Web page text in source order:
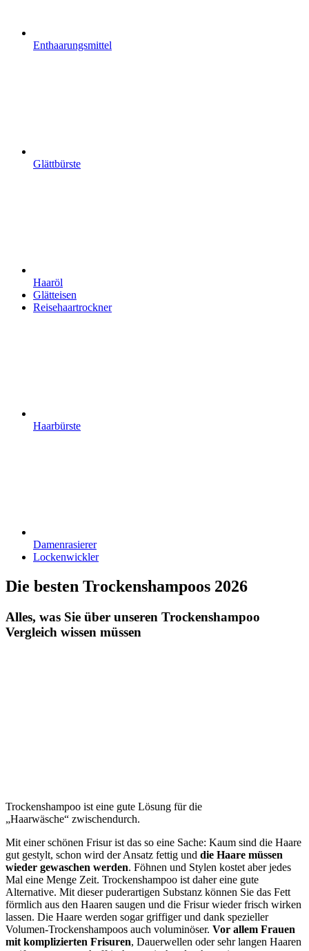
Enthaarungsmittel
Glättbürste
Haaröl
Glätteisen
Reisehaartrockner
Haarbürste
Damenrasierer
Lockenwickler
Die besten Trockenshampoos 2026
Alles, was Sie über unseren Trockenshampoo
Vergleich wissen müssen
Trockenshampoo ist eine gute Lösung für die
„Haarwäsche“ zwischendurch.
Mit einer schönen Frisur ist das so eine Sache: Kaum sind die Haare
gut gestylt, schon wird der Ansatz fettig und die Haare müssen
wieder gewaschen werden. Föhnen und Stylen kostet aber jedes
Mal eine Menge Zeit. Trockenshampoo ist daher eine gute
Alternative. Mit dieser puderartigen Substanz können Sie das Fett
förmlich aus den Haaren saugen und die Frisur wieder frisch wirken
lassen. Die Haare werden sogar griffiger und dank spezieller
Volumen-Trockenshampoos auch voluminöser. Vor allem Frauen
mit komplizierten Frisuren, Dauerwellen oder sehr langen Haaren